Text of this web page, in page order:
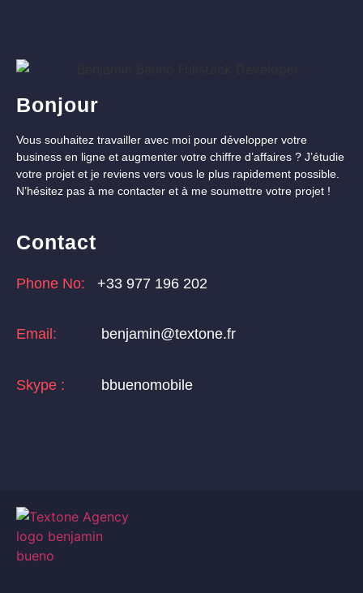
Bonjour
Vous souhaitez travailler avec moi pour développer votre
business en ligne et augmenter votre chiffre d’affaires ? J’étudie
votre projet et je reviens vers vous le plus rapidement possible.
N’hésitez pas à me contacter et à me soumettre votre projet !
Contact
Phone No: +33 977 196 202
Email: benjamin@textone.fr
Skype : bbuenomobile